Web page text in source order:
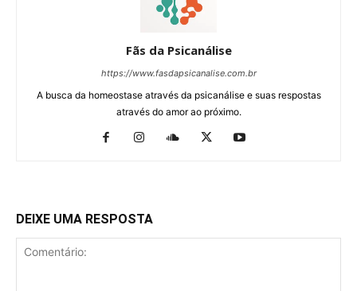
Fãs da Psicanálise
https://www.fasdapsicanalise.com.br
A busca da homeostase através da psicanálise e suas respostas
através do amor ao próximo.
DEIXE UMA RESPOSTA